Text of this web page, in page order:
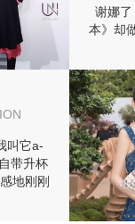
谢娜
本》却
叫它a-
带升杯
地刚刚